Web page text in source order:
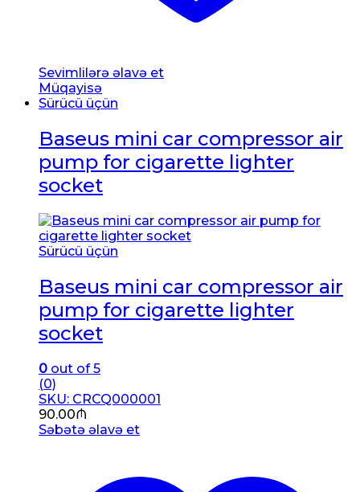
Sevimlilərə əlavə et
Müqayisə
Sürücü üçün
Baseus mini car compressor air
pump for cigarette lighter
socket
Sürücü üçün
Baseus mini car compressor air
pump for cigarette lighter
socket
0 out of 5
(0)
SKU: CRCQ000001
90.00₼
Səbətə əlavə et